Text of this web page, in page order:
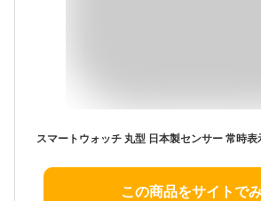
この商品をサイトで